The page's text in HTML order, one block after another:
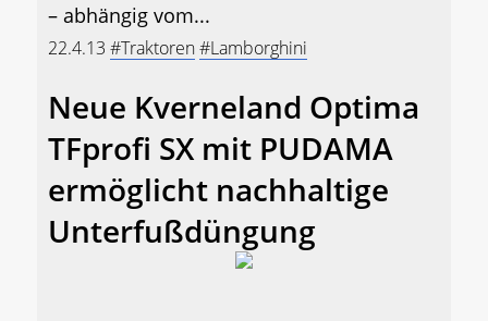
– abhängig vom...
22.4.13 #Traktoren#Lamborghini
Neue Kverneland Optima
TFprofi SX mit PUDAMA
ermöglicht nachhaltige
Unterfußdüngung